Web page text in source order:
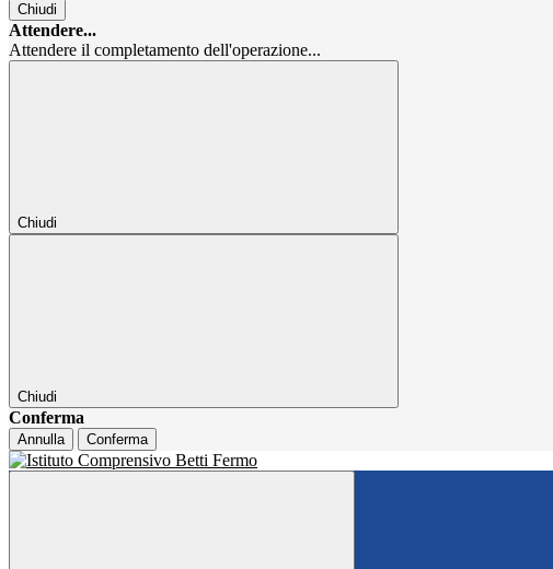
Chiudi
Attendere...
Attendere il completamento dell'operazione...
Chiudi
Chiudi
Conferma
Annulla Conferma